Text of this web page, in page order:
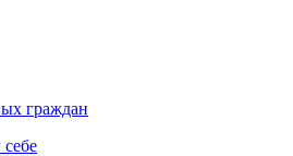
граждан